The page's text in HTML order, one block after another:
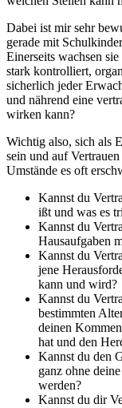
Dabei ist mir sehr
gerade mit
Einerseits wachsen
stark kontrolliert,
sicherlich jeder
und nährend eine
wirken kann?
Wichtig also, sich als
sein und auf
Umstände es oft
Kannst du
ißt und was es
Kannst du
Hausaufgaben
Kannst du
jene
kann und wird?
Kannst du
bestimmten
deinen
hat und den
Kannst du den
ganz ohne
werden?
Kannst du dir